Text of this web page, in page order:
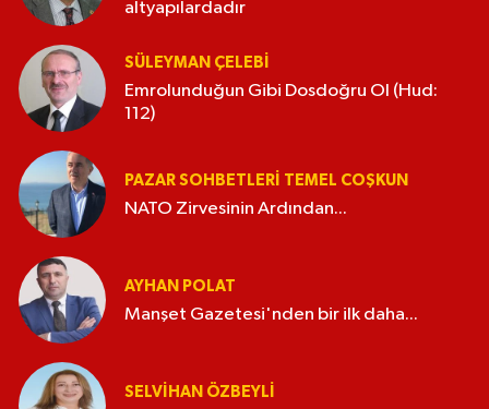
altyapılardadır
SÜLEYMAN ÇELEBI
Emrolunduğun Gibi Dosdoğru Ol (Hud:
112)
PAZAR SOHBETLERI TEMEL COŞKUN
NATO Zirvesinin Ardından...
AYHAN POLAT
Manşet Gazetesi'nden bir ilk daha...
SELVIHAN ÖZBEYLI